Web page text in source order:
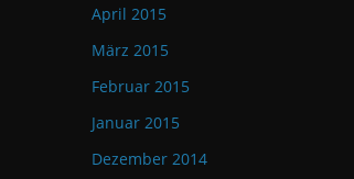
April 2015
März 2015
Februar 2015
Januar 2015
Dezember 2014